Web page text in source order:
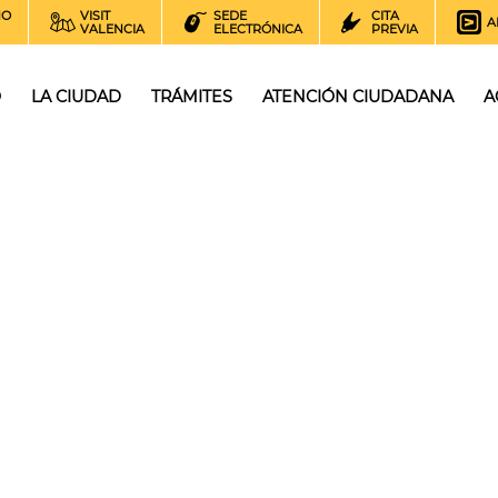
VISIT
VALENCIA
SEDE
ELECTRÓNICA
CITA
PREVIA
LA CIUDAD TRÁMITES ATENCIÓN CIUDADANA